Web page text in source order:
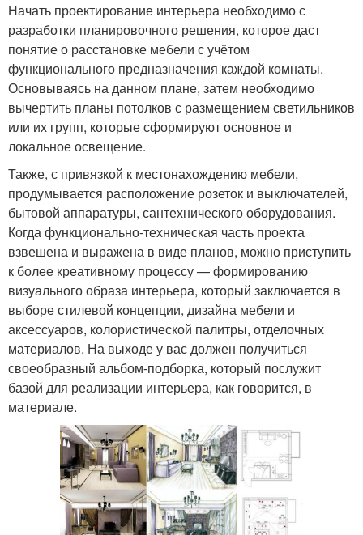
Начать проектирование интерьера необходимо с
разработки планировочного решения, которое даст
понятие о расстановке мебели с учётом
функционального предназначения каждой комнаты.
Основываясь на данном плане, затем необходимо
вычертить планы потолков с размещением светильников
или их групп, которые сформируют основное и
локальное освещение.
Также, с привязкой к местонахождению мебели,
продумывается расположение розеток и выключателей,
бытовой аппаратуры, сантехнического оборудования.
Когда функционально-техническая часть проекта
взвешена и выражена в виде планов, можно приступить
к более креативному процессу — формированию
визуального образа интерьера, который заключается в
выборе стилевой концепции, дизайна мебели и
аксессуаров, колористической палитры, отделочных
материалов. На выходе у вас должен получиться
своеобразный альбом-подборка, который послужит
базой для реализации интерьера, как говорится, в
материале.